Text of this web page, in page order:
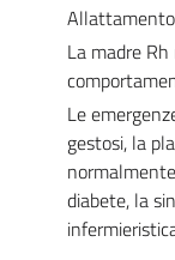
La madre
Le
gestosi, la
diabete, la